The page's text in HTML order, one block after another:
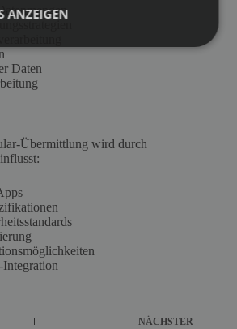
Daten
Übermittlung wird durch
NÄCHSTER
ANZEIGEN